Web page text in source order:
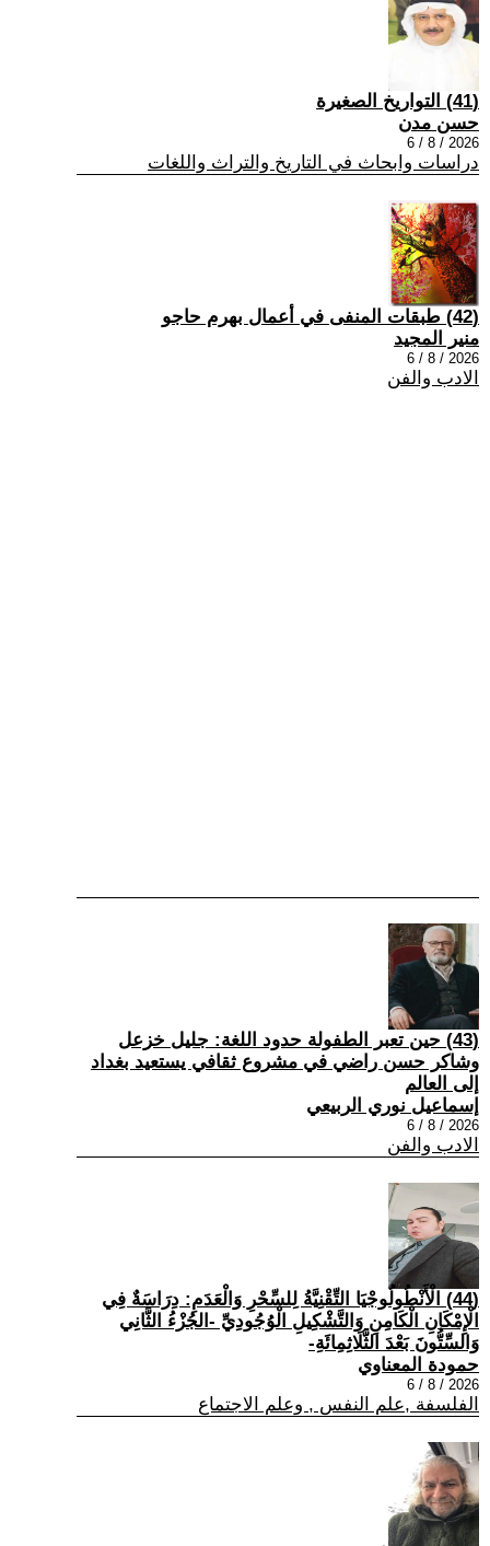
(41) التواريخ الصغيرة
حسن مدن
2026 / 8 / 6
دراسات وابحاث في التاريخ والتراث واللغات
(42) طبقات المنفى في أعمال بهرم حاجو
منير المجيد
2026 / 8 / 6
الادب والفن
(43) حين تعبر الطفولة حدود اللغة: جليل خزعل
وشاكر حسن راضي في مشروع ثقافي يستعيد بغداد
إلى العالم
إسماعيل نوري الربيعي
2026 / 8 / 6
الادب والفن
(44) الْأَنْطُولُوجْيَا التِّقْنِيَّةُ لِلسِّحْرِ وَالْعَدَمِ: دِرَاسَةٌ فِي
الْإِمْكَانِ الْكَامِنِ وَالتَّشْكِيلِ الْوُجُودِيِّ -الجُزْءُ الثَّانِي
وَالسِّتُّونَ بَعْدَ الثَّلَاثِمِائَةِ-
حمودة المعناوي
2026 / 8 / 6
الفلسفة ,علم النفس , وعلم الاجتماع